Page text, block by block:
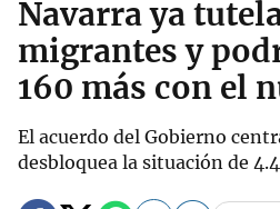
Navarra ya
migrantes y
160 más con el
El acuerdo del Gobierno
desbloquea la situación de